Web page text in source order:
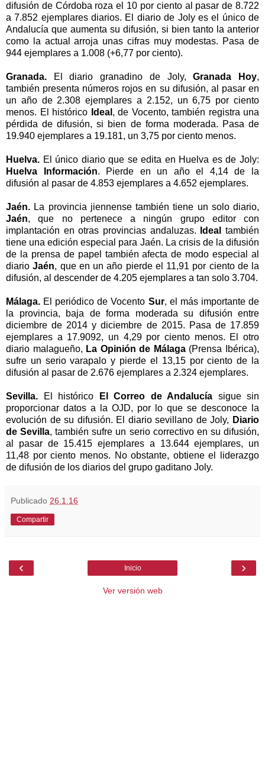
difusión de Córdoba roza el 10 por ciento al pasar de 8.722
a 7.852 ejemplares diarios. El diario de Joly es el único de
Andalucía que aumenta su difusión, si bien tanto la anterior
como la actual arroja unas cifras muy modestas. Pasa de
944 ejemplares a 1.008 (+6,77 por ciento).
Granada. El diario granadino de Joly,Granada Hoy,
también presenta números rojos en su difusión, al pasar en
un año de 2.308 ejemplares a 2.152, un 6,75 por ciento
menos. El histórico Ideal , de Vocento, también registra una
pérdida de difusión, si bien de forma moderada. Pasa de
19.940 ejemplares a 19.181, un 3,75 por ciento menos.
Huelva. El único diario que se edita en Huelva es de Joly:
Huelva Información. Pierde en un año el 4,14 de la
difusión al pasar de 4.853 ejemplares a 4.652 ejemplares.
Jaén. La provincia jiennense también tiene un solo diario,
Jaén, que no pertenece a ningún grupo editor con
implantación en otras provincias andaluzas.
Idealtambién
tiene una edición especial para Jaén. La crisis de la difusión
de la prensa de papel también afecta de modo especial al
diarioJaén, que en un año pierde el 11,91 por ciento de la
difusión, al descender de 4.205 ejemplares a tan solo 3.704.
Málaga. El periódico de Vocento Sur, el más importante de
la provincia, baja de forma moderada su difusión entre
diciembre de 2014 y diciembre de 2015. Pasa de 17.859
ejemplares a 17.9092, un 4,29 por ciento menos. El otro
diario malagueño, La Opinión de Málaga(Prensa Ibérica),
sufre un serio varapalo y pierde el 13,15 por ciento de la
difusión al pasar de 2.676 ejemplares a 2.324 ejemplares.
Sevilla. El histórico El Correo de Andalucía sigue sin
proporcionar datos a
la OJD, por lo que se desconoce la
evolución de su difusión. El diario sevillano de Joly, Diario
de Sevilla, también sufre un serio correctivo en su difusión,
al pasar de 15.415 ejemplares a 13.644 ejemplares, un
11,48 por ciento menos. No obstante, obtiene el liderazgo
de difusión de los diarios del grupo gaditano Joly.
Publicado 26.1.16
Compartir
‹ ›
Inicio
Ver versión web